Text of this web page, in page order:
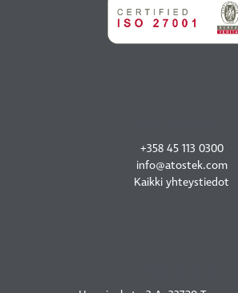
+358 45 113 0300
info@atostek.com
Kaikki yhteystiedot